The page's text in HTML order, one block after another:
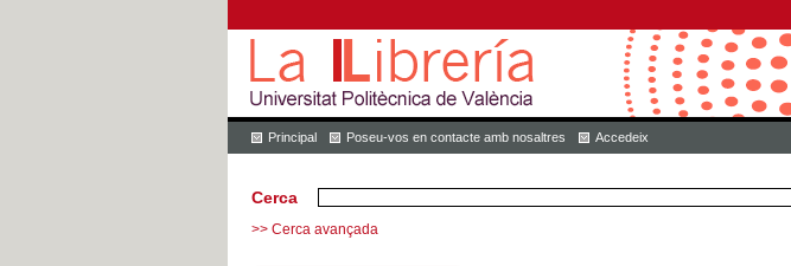
Principal Poseu-vos en contacte amb nosaltres Accedeix
Cerca
>> Cerca avançada